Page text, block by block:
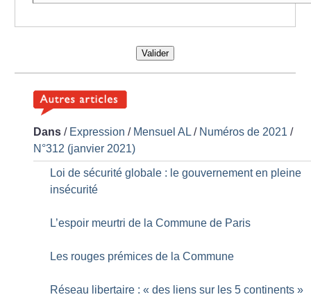
Valider
Dans / Expression / Mensuel AL / Numéros de 2021 /
N°312 (janvier 2021)
Loi de sécurité globale : le gouvernement en pleine
insécurité
L’espoir meurtri de la Commune de Paris
Les rouges prémices de la Commune
Réseau libertaire : « des liens sur les 5 continents »